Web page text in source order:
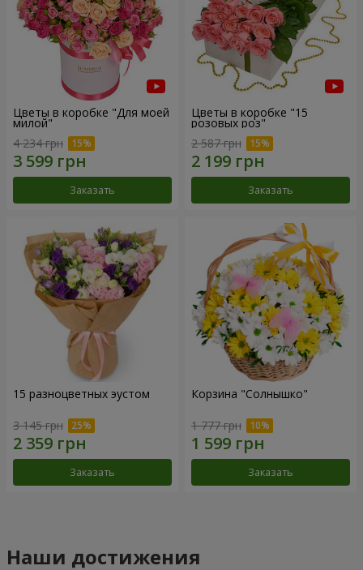
Цветы в коробке "Для моей
милой"
4 234 грн
Заказать
Цветы в коробке "15
розовых роз"
2 587 грн
Заказать
15 разноцветных эустом
3 145 грн
Заказать
Корзина "Солнышко"
1 777 грн
Заказать
Наши достижения